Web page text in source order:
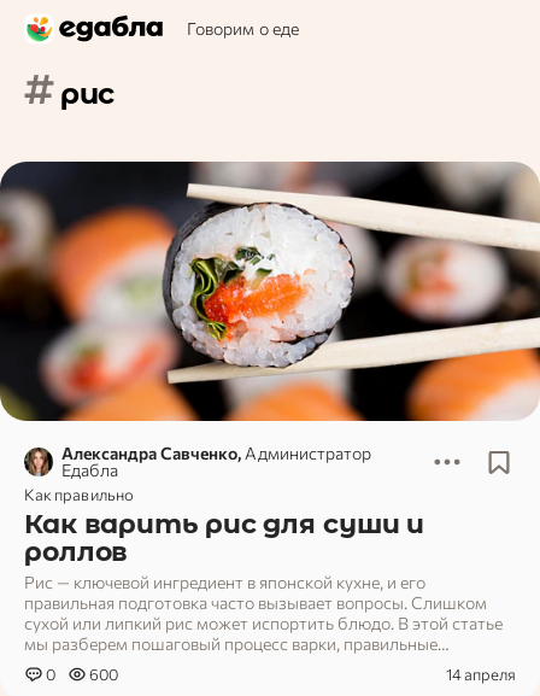
Говорим о еде
# рис
Александра Савченко, Администратор
Едабла
Как правильно
Как варить рис для суши и
роллов
Рис — ключевой ингредиент в японской кухне, и его
правильная подготовка часто вызывает вопросы. Слишком
сухой или липкий рис может испортить блюдо. В этой статье
мы разберем пошаговый процесс варки, правильные
пропорции и другие нюансы, которые помогут получить
нужную текстуру.
0 600 14 апреля